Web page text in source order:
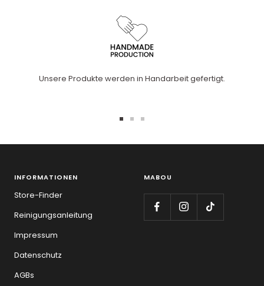
Unsere Produkte werden in Handarbeit gefertigt.
ZurZurZur
INFORMATIONEN
Store-Finder
Reinigungsanleitung
Impressum
Datenschutz
AGBs
MABOU